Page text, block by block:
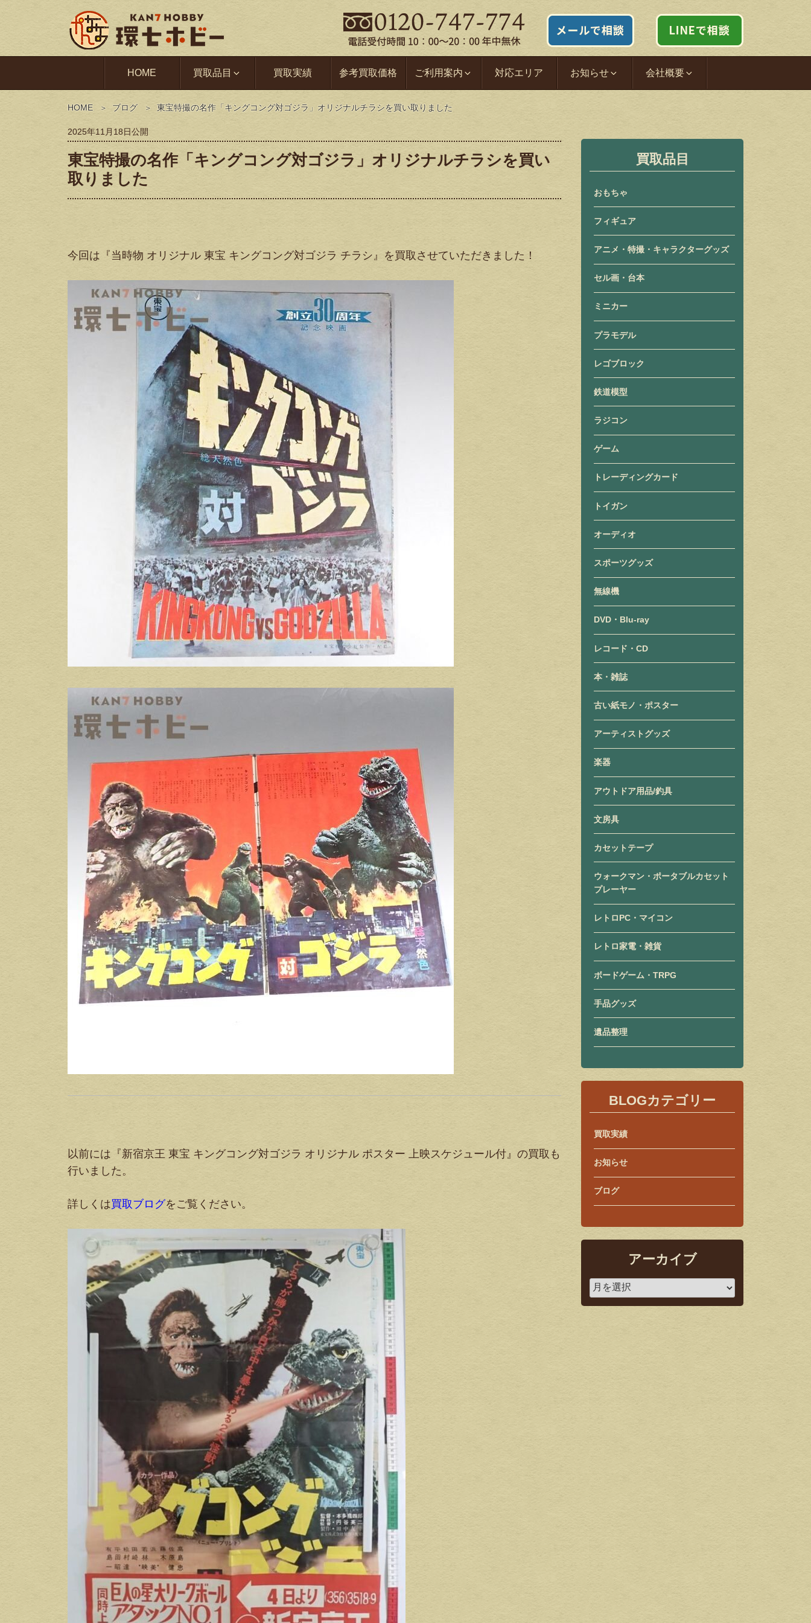
HOME 買取品目 買取実績 参考買取価格 ご利用案内 対応エリア お知らせ 会社概要
HOME ブログ 東宝特撮の名作「キングコング対ゴジラ」オリジナルチラシを買い取りました
2025年11月18日公開
東宝特撮の名作「キングコング対ゴジラ」オリジナルチラシを買い
取りました
今回は『当時物 オリジナル 東宝 キングコング対ゴジラ チラシ』を買取させていただきました！
以前には『新宿京王 東宝 キングコング対ゴジラ オリジナル ポスター 上映スケジュール付』の買取も
行いました。
詳しくは買取ブログをご覧ください。
買取品目
おもちゃ
フィギュア
アニメ・特撮・キャラクターグッズ
セル画・台本
ミニカー
プラモデル
レゴブロック
鉄道模型
ラジコン
ゲーム
トレーディングカード
トイガン
オーディオ
スポーツグッズ
無線機
DVD・Blu-ray
レコード・CD
本・雑誌
古い紙モノ・ポスター
アーティストグッズ
楽器
アウトドア用品/釣具
文房具
カセットテープ
ウォークマン・ポータブルカセット
プレーヤー
レトロPC・マイコン
レトロ家電・雑貨
ボードゲーム・TRPG
手品グッズ
遺品整理
BLOGカテゴリー
買取実績
お知らせ
ブログ
アーカイブ